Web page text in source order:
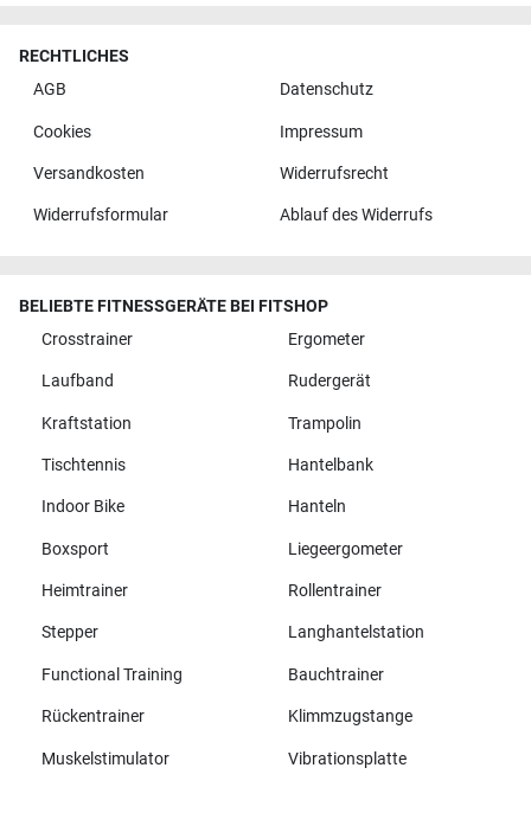
RECHTLICHES
AGB
Datenschutz
Cookies Impressum
Versandkosten Widerrufsrecht
Widerrufsformular Ablauf des Widerrufs
BELIEBTE FITNESSGERÄTE BEI FITSHOP
Crosstrainer
Ergometer
Laufband Rudergerät
Kraftstation Trampolin
Tischtennis Hantelbank
Indoor Bike Hanteln
Boxsport Liegeergometer
Heimtrainer Rollentrainer
Stepper Langhantelstation
Functional Training Bauchtrainer
Rückentrainer Klimmzugstange
Muskelstimulator Vibrationsplatte